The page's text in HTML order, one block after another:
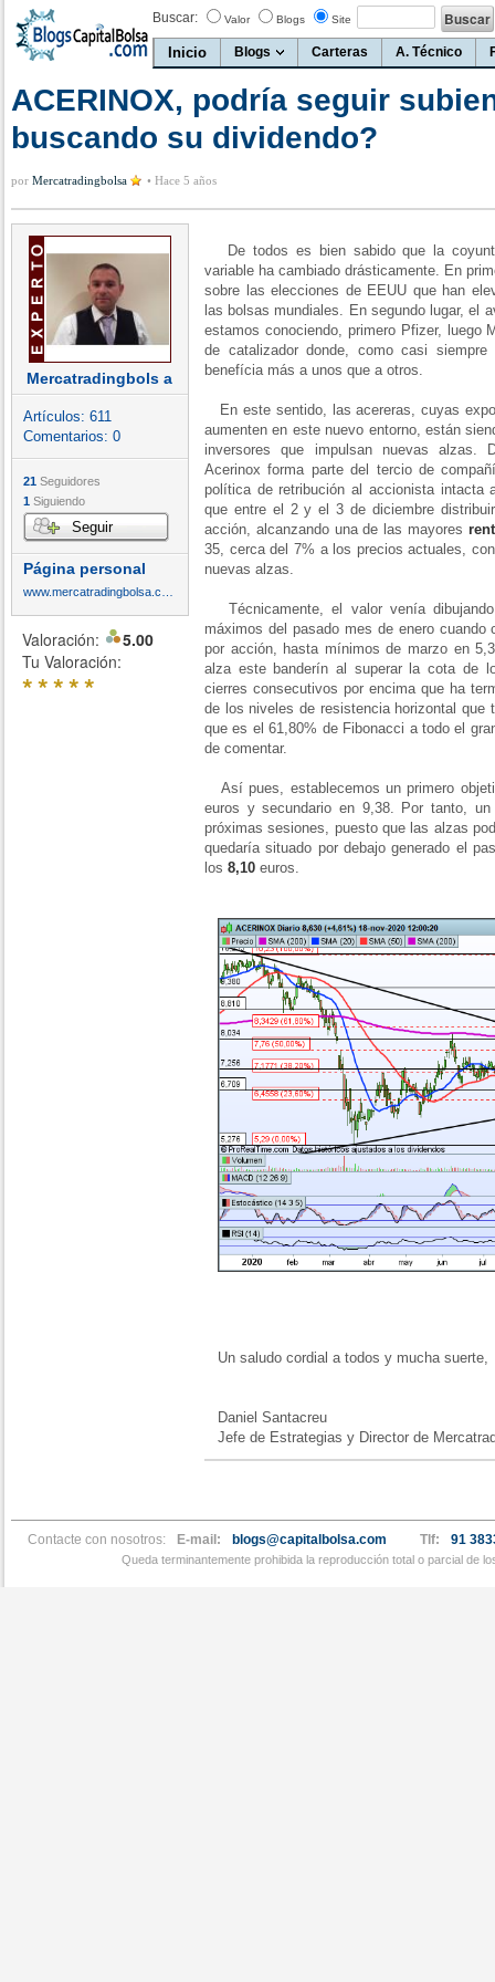
Buscar: Valor Blogs Site
Inicio Blogs Carteras A. Técnico
ACERINOX, podría seguir
buscando su dividendo?
por Mercatradingbolsa • Hace 5 años
Mercatradingbols a
Artículos: 611
Comentarios: 0
21 Seguidores
1 Siguiendo
Seguir
Página personal
Valoración:
5.00
Tu Valoración:
*****
De todos es bien sabido que la
variable ha cambiado drásticamente. En
sobre las elecciones de EEUU que han
las bolsas mundiales. En segundo lugar, el
estamos conociendo, primero Pfizer, luego
de catalizador donde, como casi
benefícia más a unos que a otros.
En este sentido, las acereras, cuyas
aumenten en este nuevo entorno, están
inversores que impulsan nuevas alzas.
Acerinox forma parte del tercio de
política de retribución al accionista intacta
que entre el 2 y el 3 de diciembre
acción, alcanzando una de las mayores
35, cerca del 7% a los precios actuales,
nuevas alzas.
Técnicamente, el valor venía
máximos del pasado mes de enero
por acción, hasta mínimos de marzo en
alza este banderín al superar la cota de
cierres consecutivos por encima que ha
de los niveles de resistencia horizontal
que es el 61,80% de Fibonacci a todo el
de comentar.
Así pues, establecemos un primero
euros y secundario en 9,38. Por tanto,
próximas sesiones, puesto que las alzas
quedaría situado por debajo generado el
los 8,10 euros.
Un saludo cordial a todos y mucha suerte,
Daniel Santacreu
Jefe de Estrategias y Director de
Contacte con nosotros: E-mail: blogs@capitalbolsa.com Tlf: 91
Queda terminantemente prohibida la reproducción total o parcial de